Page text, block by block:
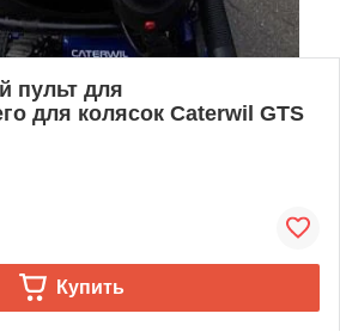
пульт для
для колясок Caterwil GTS
Купить